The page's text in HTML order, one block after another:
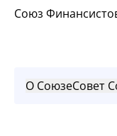
Союз
О СоюзеСовет